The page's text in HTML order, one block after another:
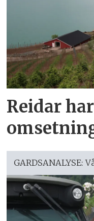
Reidar
GARDSANALYSE: